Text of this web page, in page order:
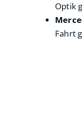
Optik
Fahrt